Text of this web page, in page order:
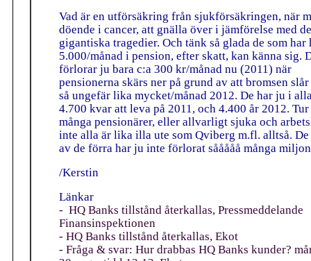
Vad är en utförsäkring från sjukförsäkringen, när
döende i cancer, att gnälla över i jämförelse med
gigantiska tragedier. Och tänk så glada de som har
5.000/månad i pension, efter skatt, kan känna sig.
förlorar ju bara c:a 300 kr/månad nu (2011) när
pensionerna skärs ner på grund av att bromsen
så ungefär lika mycket/månad 2012. De har ju i
4.700 kvar att leva på 2011, och 4.400 år 2012.
många pensionärer, eller allvarligt sjuka och
inte alla är lika illa ute som Qviberg m.fl. alltså.
av de förra har ju inte förlorat sååååå många
/Kerstin
Länkar
- HQ Banks tillstånd återkallas, Pressmeddelande
Finansinspektionen
- HQ Banks tillstånd återkallas, Ekot
- Fråga & svar: Hur drabbas HQ Banks kunder?